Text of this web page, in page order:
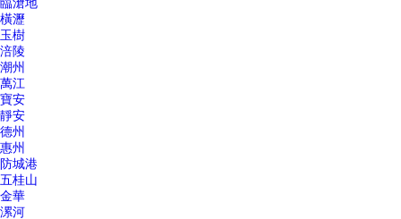
臨滄地
橫瀝
玉樹
涪陵
潮州
萬江
寶安
靜安
德州
惠州
防城港
五桂山
金華
漯河